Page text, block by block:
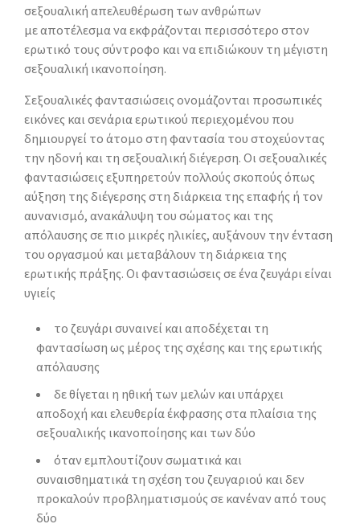
σεξουαλική απελευθέρωση των ανθρώπων
με αποτέλεσμα να εκφράζονται περισσότερο στον
ερωτικό τους σύντροφο και να επιδιώκουν τη μέγιστη
σεξουαλική ικανοποίηση.
Σεξουαλικές φαντασιώσεις ονομάζονται προσωπικές
εικόνες και σενάρια ερωτικού περιεχομένου που
δημιουργεί το άτομο στη φαντασία του στοχεύοντας
την ηδονή και τη σεξουαλική διέγερση. Οι σεξουαλικές
φαντασιώσεις εξυπηρετούν πολλούς σκοπούς όπως
αύξηση της διέγερσης στη διάρκεια της επαφής ή τον
αυνανισμό, ανακάλυψη του σώματος και της
απόλαυσης σε πιο μικρές ηλικίες, αυξάνουν την ένταση
του οργασμού και μεταβάλουν τη διάρκεια της
ερωτικής πράξης. Οι φαντασιώσεις σε ένα ζευγάρι είναι
υγιείς
το ζευγάρι συναινεί και αποδέχεται τη
φαντασίωση ως μέρος της σχέσης και της ερωτικής
απόλαυσης
δε θίγεται η ηθική των μελών και υπάρχει
αποδοχή και ελευθερία έκφρασης στα πλαίσια της
σεξουαλικής ικανοποίησης και των δύο
όταν εμπλουτίζουν σωματικά και
συναισθηματικά τη σχέση του ζευγαριού και δεν
προκαλούν προβληματισμούς σε κανέναν από τους
δύο